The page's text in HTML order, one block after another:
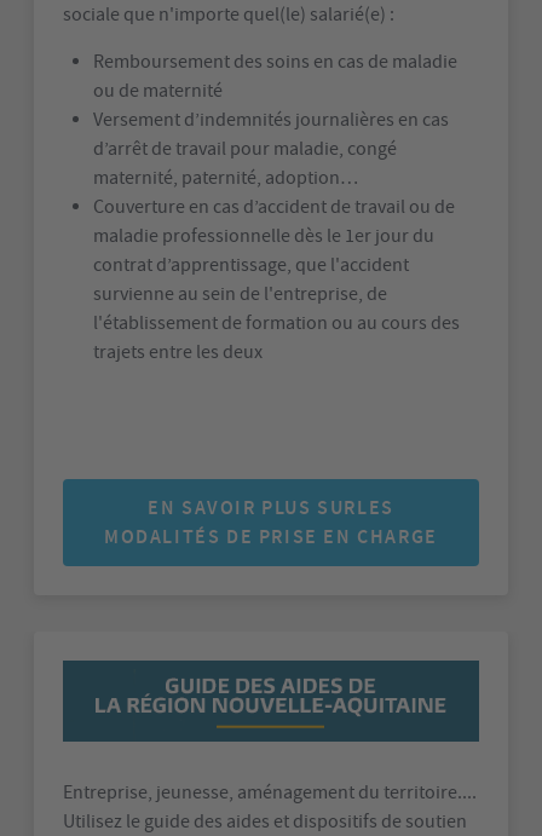
sociale que n'importe quel(le) salarié(e) :
Remboursement des soins en cas de maladie
ou de maternité
Versement d’indemnités journalières en cas
d’arrêt de travail pour maladie, congé
maternité, paternité, adoption…
Couverture en cas d’accident de travail ou de
maladie professionnelle dès le 1er jour du
contrat d’apprentissage, que l'accident
survienne au sein de l'entreprise, de
l'établissement de formation ou au cours des
trajets entre les deux
EN SAVOIR PLUS SURLES
MODALITÉS DE PRISE EN CHARGE
Entreprise, jeunesse, aménagement du territoire....
Utilisez le guide des aides et dispositifs de soutien